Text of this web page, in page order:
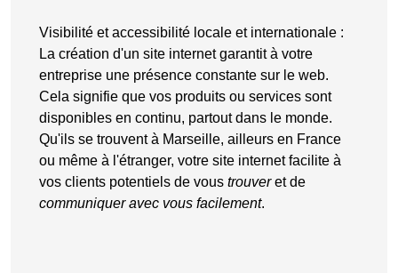
Visibilité et accessibilité locale et internationale :
La création d'un site internetgarantit à votre
entreprise une présence constante sur le web.
Cela signifie que vos produits ou services sont
disponibles en continu, partout dans le monde.
Qu'ils se trouvent à Marseille, ailleurs en France
ou même à l'étranger, votre site internet facilite à
vos clients potentiels de vous trouveret de
communiquer avec vous facilement.